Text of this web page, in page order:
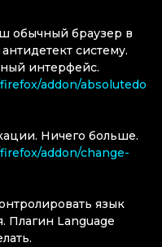
обычный браузер в
систему.
интерфейс.
addon/absolutedo
Ничего больше.
addon/change-
язык
Плагин Language